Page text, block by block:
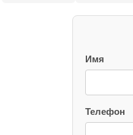
Имя
Телефон